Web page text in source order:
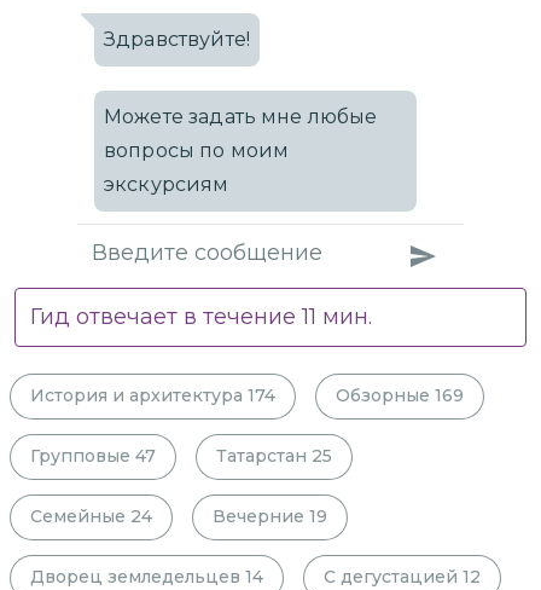
Здравствуйте!
Можете задать мне любые
вопросы по моим
экскурсиям
Гид отвечает в течение11 мин.
История и архитектура 174 Обзорные 169
Групповые 47 Татарстан 25
Семейные 24 Вечерние 19
Дворец земледельцев 14 С дегустацией 12